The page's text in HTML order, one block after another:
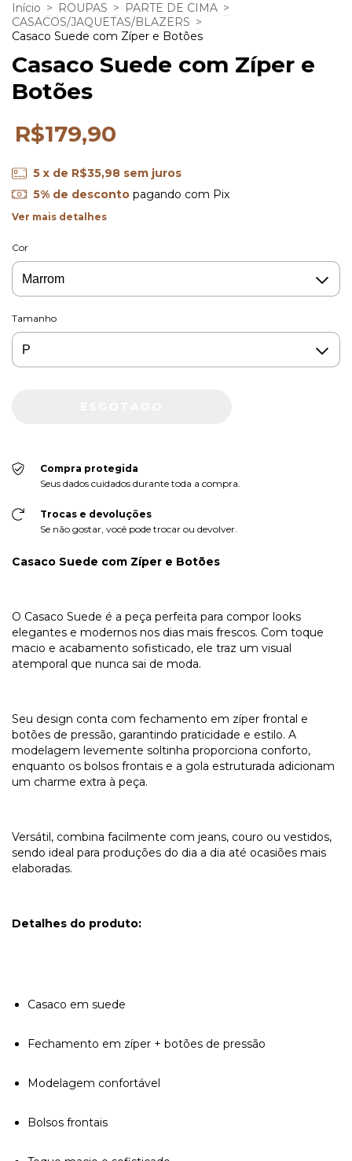
Início > ROUPAS > PARTE DE CIMA >
CASACOS/JAQUETAS/BLAZERS >
Casaco Suede com Zíper e Botões
Casaco Suede com Zíper e
Botões
R$179,90
5 x de R$35,98 sem juros
5% de descontopagando com Pix
Ver mais detalhes
Cor
Tamanho
Compra protegida
Seus dados cuidados durante toda a compra.
Trocas e devoluções
Se não gostar, você pode trocar ou devolver.
Casaco Suede com Zíper e Botões
O Casaco Suede é a peça perfeita para compor looks
elegantes e modernos nos dias mais frescos. Com toque
macio e acabamento sofisticado, ele traz um visual
atemporal que nunca sai de moda.
Seu design conta com fechamento em zíper frontal e
botões de pressão, garantindo praticidade e estilo. A
modelagem levemente soltinha proporciona conforto,
enquanto os bolsos frontais e a gola estruturada adicionam
um charme extra à peça.
Versátil, combina facilmente com jeans, couro ou vestidos,
sendo ideal para produções do dia a dia até ocasiões mais
elaboradas.
Detalhes do produto:
Casaco em suede
Fechamento em zíper + botões de pressão
Modelagem confortável
Bolsos frontais